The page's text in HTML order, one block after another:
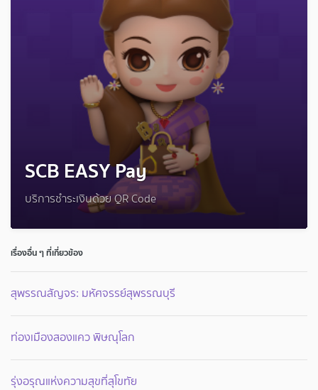
SCB EASY Pay
บริการชำระเงินด้วย QR Code
เรื่องอื่น ๆ ที่เกี่ยวข้อง
สุพรรณสัญจร: มหัศจรรย์สุพรรณบุรี
ท่องเมืองสองแคว พิษณุโลก
รุ่งอรุณแห่งความสุขที่สุโขทัย